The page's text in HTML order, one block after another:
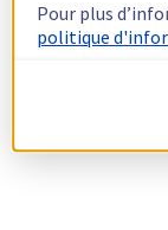
Pour plus
politique